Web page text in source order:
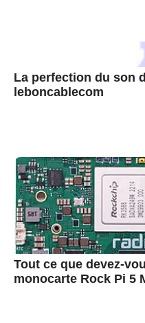
La perfection du son
leboncablecom
Tout ce que devez-
monocarte Rock Pi 5